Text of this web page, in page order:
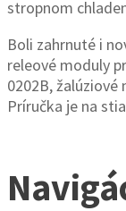
stropnom
Boli zahrnuté i
releové moduly
0202B, žalúziové
Príručka je na